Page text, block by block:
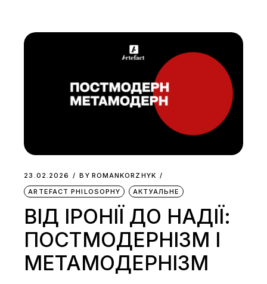
23.02.2026 BY ROMANKORZHYK
ARTEFACT PHILOSOPHY
АКТУАЛЬНЕ
ВІД ІРОНІЇ ДО НАДІЇ:
ПОСТМОДЕРНІЗМ І
МЕТАМОДЕРНІЗМ